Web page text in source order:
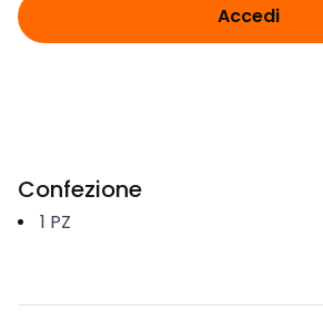
Accedi
Confezione
1 PZ